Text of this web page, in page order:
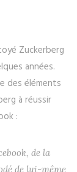
Zuckerberg
années.
des éléments
à réussir
:
de la
de lui-même